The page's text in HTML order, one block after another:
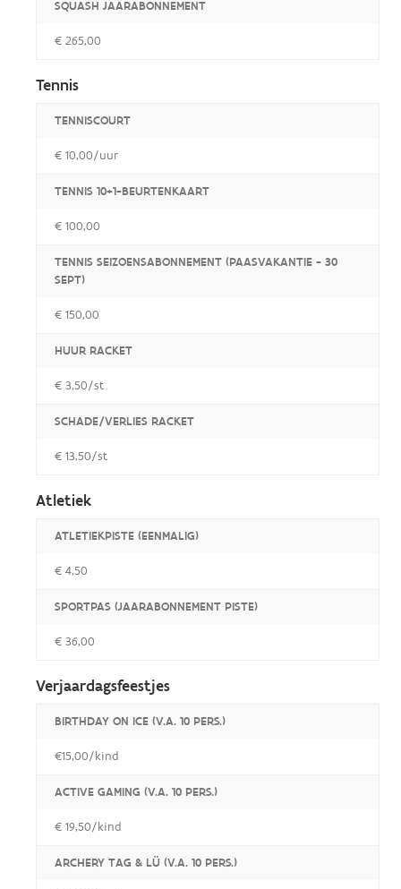
SQUASH JAARABONNEMENT
€ 265,00
Tennis
TENNISCOURT
€ 10,00/uur
TENNIS 10+1-BEURTENKAART
€ 100,00
TENNIS SEIZOENSABONNEMENT (PAASVAKANTIE - 30
SEPT)
€ 150,00
HUUR RACKET
€ 3,50/st
SCHADE/VERLIES RACKET
€ 13,50/st
Atletiek
ATLETIEKPISTE (EENMALIG)
€ 4,50
SPORTPAS (JAARABONNEMENT PISTE)
€ 36,00
Verjaardagsfeestjes
BIRTHDAY ON ICE (V.A. 10 PERS.)
€15,00/kind
ACTIVE GAMING (V.A. 10 PERS.)
€ 19,50/kind
ARCHERY TAG & LÜ (V.A. 10 PERS.)